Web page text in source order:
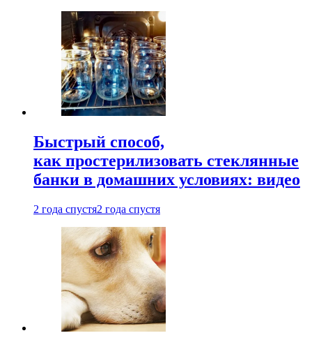
Быстрый способ,
как простерилизовать стеклянные
банки в домашних условиях: видео
2 года спустя2 года спустя